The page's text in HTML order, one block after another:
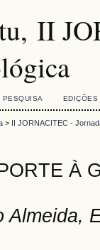
II
PESQUISA EDIÇÕES
> II JORNACITEC -
À
Almeida,